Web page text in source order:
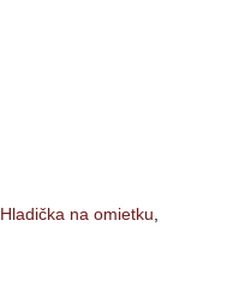
Hladička na omietku